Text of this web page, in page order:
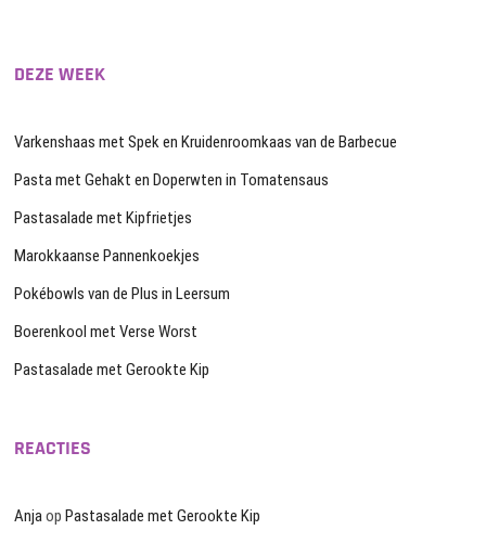
DEZE WEEK
Varkenshaas met Spek en Kruidenroomkaas van de Barbecue
Pasta met Gehakt en Doperwten in Tomatensaus
Pastasalade met Kipfrietjes
Marokkaanse Pannenkoekjes
Pokébowls van de Plus in Leersum
Boerenkool met Verse Worst
Pastasalade met Gerookte Kip
REACTIES
AnjaopPastasalade met Gerookte Kip